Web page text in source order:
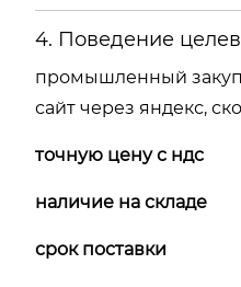
4. Поведение
промышленный
сайт через яндекс,
точную цену с ндс
наличие на складе
срок поставки